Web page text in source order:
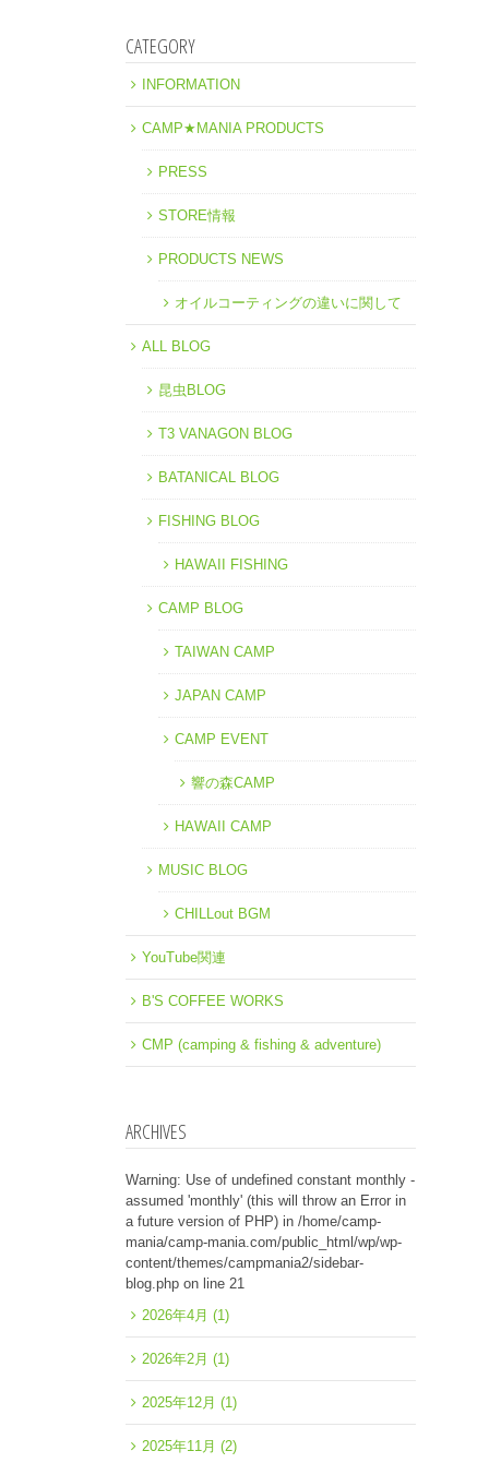
CATEGORY
INFORMATION
CAMP★MANIA PRODUCTS
PRESS
STORE情報
PRODUCTS NEWS
オイルコーティングの違いに関して
ALL BLOG
昆虫BLOG
T3 VANAGON BLOG
BATANICAL BLOG
FISHING BLOG
HAWAII FISHING
CAMP BLOG
TAIWAN CAMP
JAPAN CAMP
CAMP EVENT
響の森CAMP
HAWAII CAMP
MUSIC BLOG
CHILLout BGM
YouTube関連
B'S COFFEE WORKS
CMP (camping & fishing & adventure)
ARCHIVES
Warning: Use of undefined constant monthly -
assumed 'monthly' (this will throw an Error in
a future version of PHP) in /home/camp-
mania/camp-mania.com/public_html/wp/wp-
content/themes/campmania2/sidebar-
blog.phpon line 21
2026年4月 (1)
2026年2月 (1)
2025年12月 (1)
2025年11月 (2)